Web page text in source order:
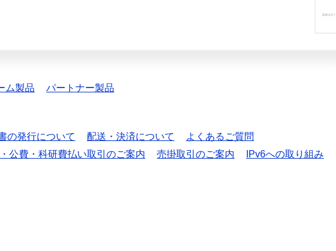
ム製品 パートナー製品
の発行について 配送・決済について
よくあるご質問
公費・科研費払い取引のご案内 売掛取引のご案内
IPv6への取り組み